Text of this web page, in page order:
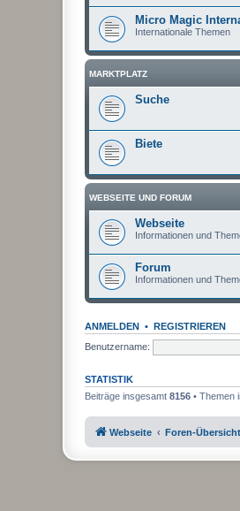
Micro Magic
Internationale Themen
MARKTPLATZ
Suche
Biete
WEBSEITE UND FORUM
Webseite
Informationen und
Forum
Informationen und
ANMELDEN • REGISTRIEREN
Benutzername:
STATISTIK
Beiträge insgesamt 8156 • Themen
Webseite Foren-Übersicht